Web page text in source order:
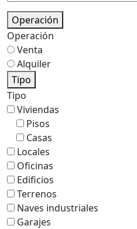
Operación
Operación
Venta
Alquiler
Tipo
Tipo
Viviendas
Pisos
Casas
Locales
Oficinas
Edificios
Terrenos
Naves industriales
Garajes